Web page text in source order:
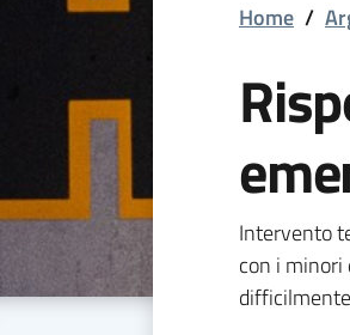
Home /
Intervento
con i